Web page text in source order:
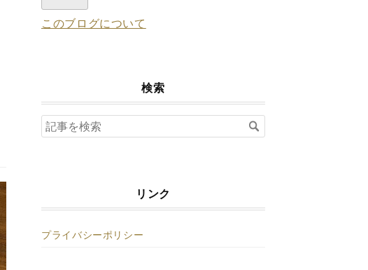
このブログについて
検索
リンク
プライバシーポリシー